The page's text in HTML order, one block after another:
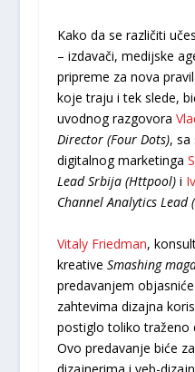
Kako da se različiti
– izdavači, medijske
pripreme za nova
koje traju i tek slede,
uvodnog razgovora
Director (Four Dots), sa
digitalnog marketinga
Lead Srbija (Httpool)i
Channel Analytics Lead
Vitaly Friedman,
kreative Smashing
predavanjem
zahtevima dizajna
postiglo toliko traženo
Ovo predavanje biće
dizajnerima i veb-